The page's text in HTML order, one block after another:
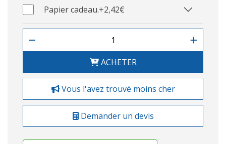
Papier cadeau.+2,42€
ACHETER
Vous l'avez trouvé moins cher
Demander un devis